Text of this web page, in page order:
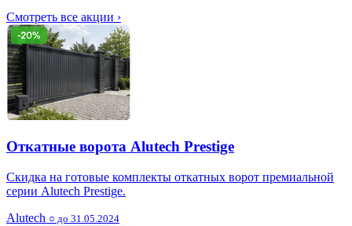
Смотреть все акции ›
Откатные ворота Alutech Prestige
Скидка на готовые комплекты откатных ворот премиальной
серии Alutech Prestige.
Alutech ○ до 31.05.2024